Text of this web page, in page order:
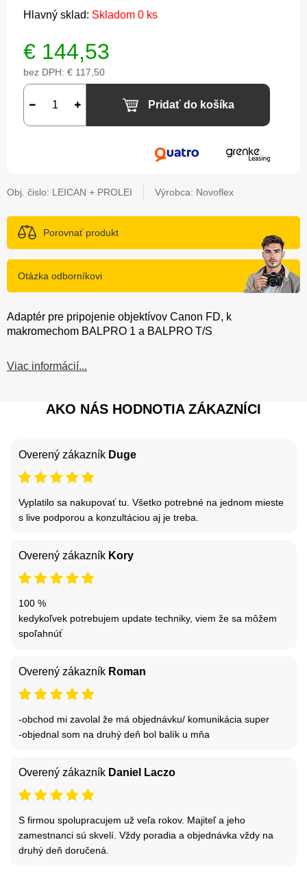
Hlavný sklad: Skladom 0 ks
€ 144,53
bez DPH: € 117,50
Pridať do košíka
Obj. čislo: LEICAN + PROLEI Výrobca: Novoflex
Porovnať produkt
Otázka odborníkovi
Adaptér pre pripojenie objektívov Canon FD, k
makromechom BALPRO 1 a BALPRO T/S
Viac informácií...
AKO NÁS HODNOTIA ZÁKAZNÍCI
Overený zákazník Duge
Vyplatilo sa nakupovať tu. Všetko potrebné na jednom mieste
s live podporou a konzultáciou aj je treba.
Overený zákazník Kory
100 %
kedykoľvek potrebujem update techniky, viem že sa môžem
spoľahnúť
Overený zákazník Roman
-obchod mi zavolal že má objednávku/ komunikácia super
-objednal som na druhý deň bol balík u mňa
Overený zákazník Daniel Laczo
S firmou spolupracujem už veľa rokov. Majiteľ a jeho
zamestnanci sú skvelí. Vždy poradia a objednávka vždy na
druhý deň doručená.